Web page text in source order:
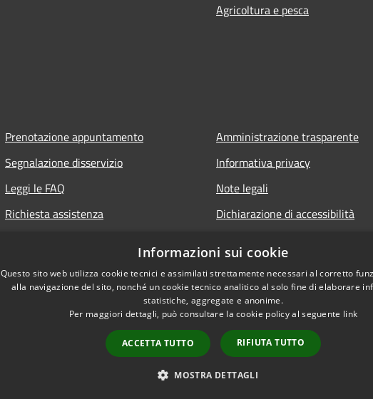
Agricoltura e pesca
Prenotazione appuntamento
Segnalazione disservizio
Leggi le FAQ
Richiesta assistenza
Amministrazione trasparente
Informativa privacy
Note legali
Dichiarazione di accessibilità
Copyright © 2026 • Comune
Informazioni sui cookie
Questo sito web utilizza cookie tecnici e assimilati strettamente necessari al corretto
alla navigazione del sito, nonché un cookie tecnico analitico al solo fine di elaborare
statistiche, aggregate e anonime.
Per maggiori dettagli, può consultare la cookie policy al seguente link
ACCETTA TUTTO RIFIUTA TUTTO
MOSTRA DETTAGLI